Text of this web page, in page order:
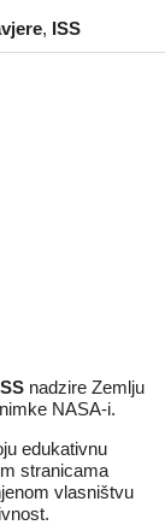
, ISS
nadzire Zemlju
NASA-i.
edukativnu
stranicama
vlasništvu